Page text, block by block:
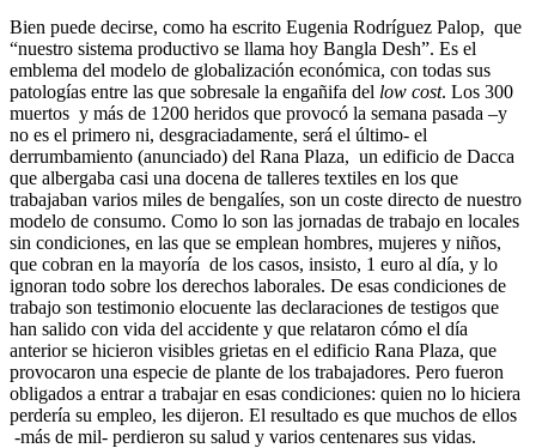
Bien puede decirse, como ha escrito Eugenia Rodríguez Palop, que
“nuestro sistema productivo se llama hoy Bangla Desh”. Es el
emblema del modelo de globalización económica, con todas sus
patologías entre las que sobresale la engañifa del low cost. Los 300
muertos y más de 1200 heridos que provocó la semana pasada –y
no es el primero ni, desgraciadamente, será el último- el
derrumbamiento (anunciado) del Rana Plaza, un edificio de Dacca
que albergaba casi una docena de talleres textiles en los que
trabajaban varios miles de bengalíes, son un coste directo de nuestro
modelo de consumo. Como lo son las jornadas de trabajo en locales
sin condiciones, en las que se emplean hombres, mujeres y niños,
que cobran en la mayoría de los casos, insisto, 1 euro al día, y lo
ignoran todo sobre los derechos laborales. De esas condiciones de
trabajo son testimonio elocuente las declaraciones de testigos que
han salido con vida del accidente y que relataron cómo el día
anterior se hicieron visibles grietas en el edificio Rana Plaza, que
provocaron una especie de plante de los trabajadores. Pero fueron
obligados a entrar a trabajar en esas condiciones: quien no lo hiciera
perdería su empleo, les dijeron. El resultado es que muchos de ellos
-más de mil- perdieron su salud y varios centenares sus vidas.